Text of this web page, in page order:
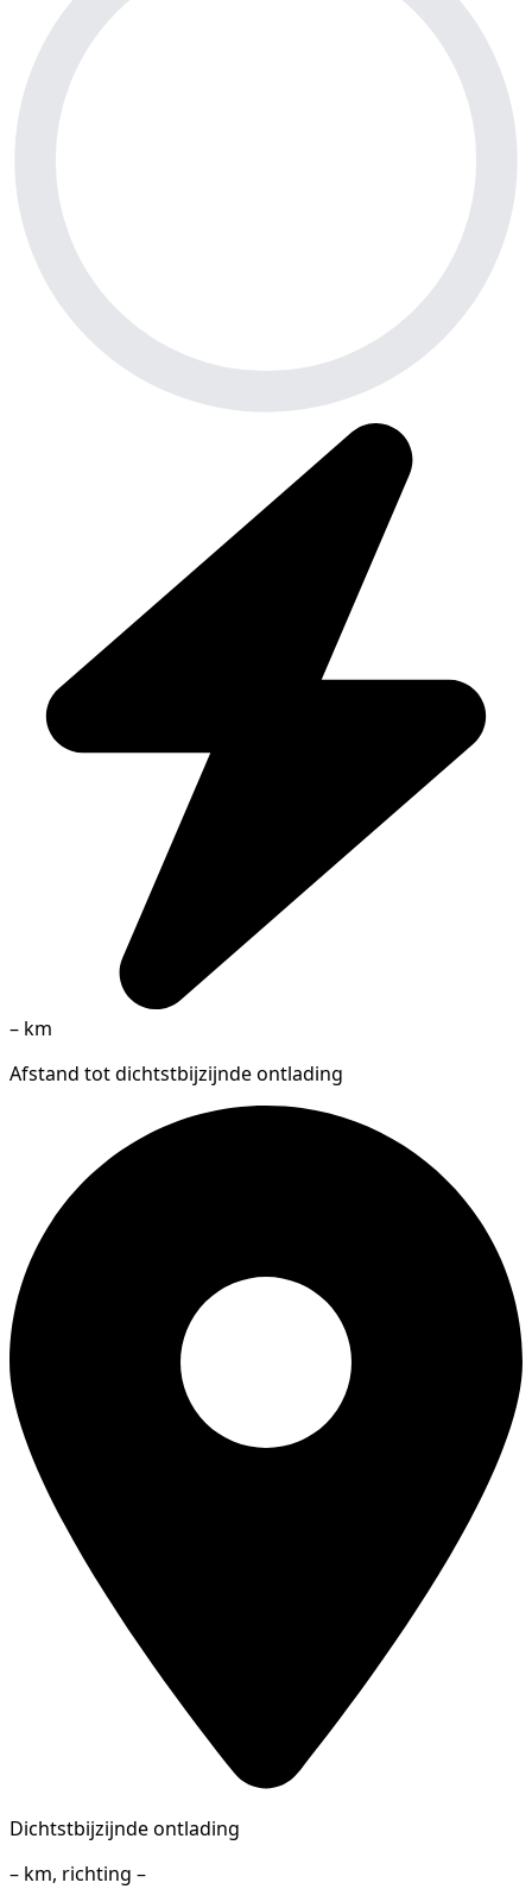
– km
Afstand tot dichtstbijzijnde ontlading
Dichtstbijzijnde ontlading
– km, richting –